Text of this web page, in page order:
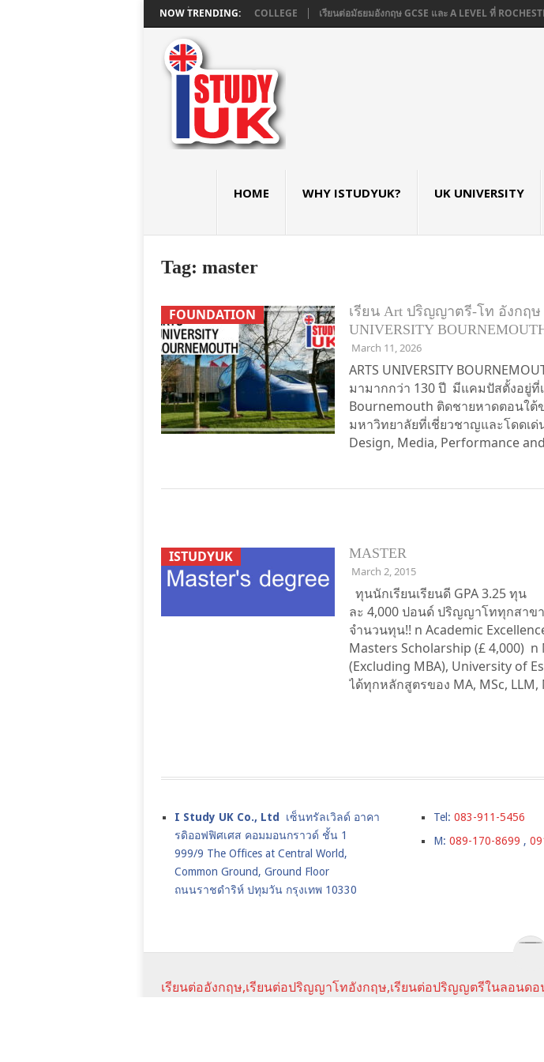
NOW TRENDING:
กฤษ GCSE และ A LEVEL ใน LONDON ที่ ASHBOURNE COLLEGE เรียนต่อมัธยมอังกฤษ GCSE และ A LEVEL ที่
HOME WHY ISTUDYUK? UK UNIVERSITY
Tag: master
FOUNDATION
เรียน Art ปริญญาตรี-โท อังกฤษ
UNIVERSITY
March 11, 2026
ARTS UNIVERSITY
มามากกว่า 130 ปี มีแคมปัสตั้งอยู่ที่
Bournemouth ติดชายหาดตอนใต้
มหาวิทยาลัยที่เชี่ยวชาญและโดดเ
Design, Media, Performance
ISTUDYUK
MASTER
March 2, 2015
ทุนนักเรียนเรียนดี GPA 3.25 ทุน
ละ 4,000 ปอนด์ ปริญญาโททุกสา
จำนวนทุน!! n Academic
Masters Scholarship (£ 4,000)
(Excluding MBA), University of
ได้ทุกหลักสูตรของ MA, MSc,
I Study UK Co., Ltd เซ็นทรัลเวิลด์ อาคา
รดิออฟฟิศเศส คอมมอนกราวด์ ชั้น 1
999/9 The Offices at Central World,
Common Ground, Ground Floor
ถนนราชดำริห์ ปทุมวัน กรุงเทพ 10330
Tel: 083-911-5456
M: 089-170-8699 ,
เรียนต่ออังกฤษ,เรียนต่อปริญญาโทอังกฤษ,เรียนต่อปริญญตรีในลอนดอ